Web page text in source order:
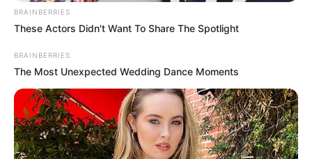
BRAINBERRIES
These Actors Didn't Want To Share The Spotlight
BRAINBERRIES
The Most Unexpected Wedding Dance Moments